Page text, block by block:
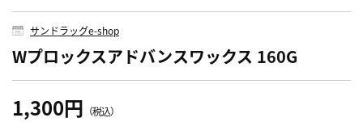
サンドラッグe-shop
Wプロックスアドバンスワックス 160G
1,300円 （税込）